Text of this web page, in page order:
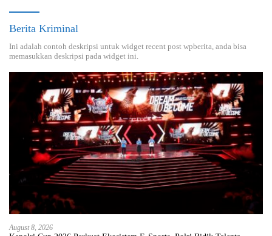
Berita Kriminal
Ini adalah contoh deskripsi untuk widget recent post wpberita, anda bisa
memasukkan deskripsi pada widget ini.
August 8, 2026